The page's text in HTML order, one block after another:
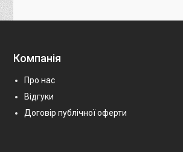
Компанія
Про нас
Відгуки
Договір публічної оферти